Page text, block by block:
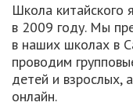
Школа китайского
в 2009 году. Мы
в наших школах в
проводим
детей и взрослых,
онлайн.